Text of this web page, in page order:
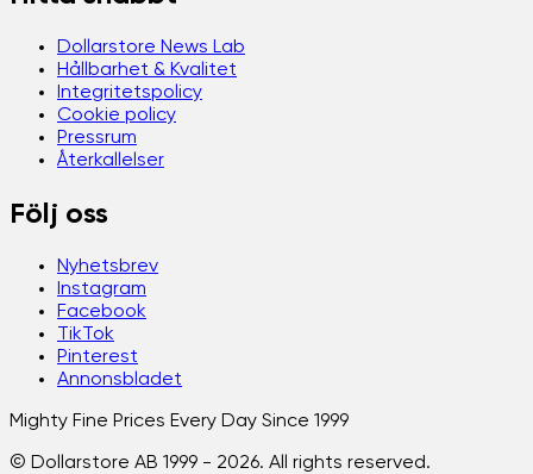
Dollarstore News Lab
Hållbarhet & Kvalitet
Integritetspolicy
Cookie policy
Pressrum
Återkallelser
Följ oss
Nyhetsbrev
Instagram
Facebook
TikTok
Pinterest
Annonsbladet
Mighty Fine Prices Every Day Since 1999
© Dollarstore AB 1999 - 2026. All rights reserved.